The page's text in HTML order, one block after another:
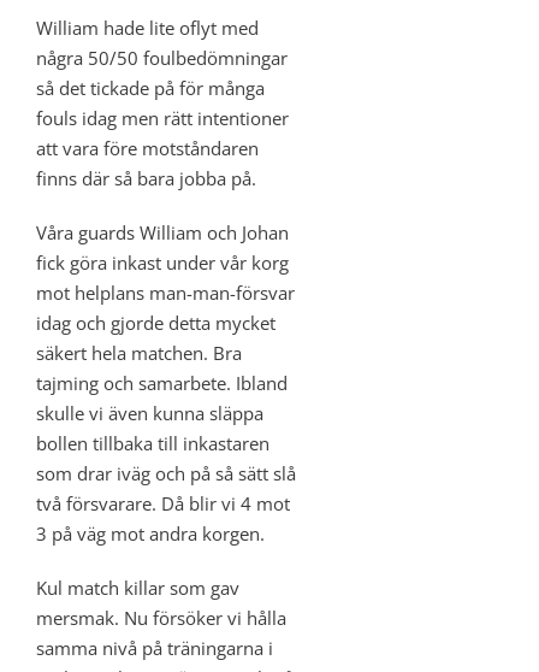
William hade lite oflyt med
några 50/50 foulbedömningar
så det tickade på för många
fouls idag men rätt intentioner
att vara före motståndaren
finns där så bara jobba på.
Våra guards William och Johan
fick göra inkast under vår korg
mot helplans man-man-försvar
idag och gjorde detta mycket
säkert hela matchen. Bra
tajming och samarbete. Ibland
skulle vi även kunna släppa
bollen tillbaka till inkastaren
som drar iväg och på så sätt slå
två försvarare. Då blir vi 4 mot
3 på väg mot andra korgen.
Kul match killar som gav
mersmak. Nu försöker vi hålla
samma nivå på träningarna i